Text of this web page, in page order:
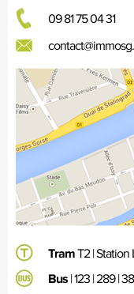
09 81 75 04 31
TramT2 | Station
Bus| 123 | 289 |